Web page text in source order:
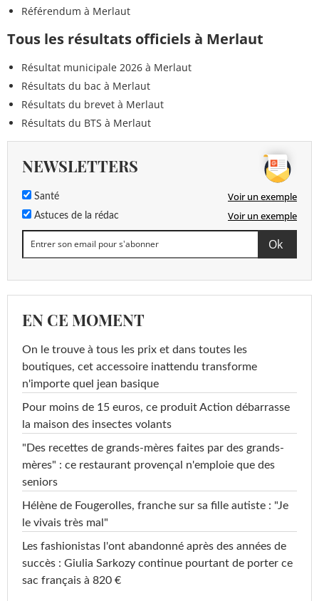
Référendum à Merlaut
Tous les résultats officiels à Merlaut
Résultat municipale 2026 à Merlaut
Résultats du bac à Merlaut
Résultats du brevet à Merlaut
Résultats du BTS à Merlaut
NEWSLETTERS
Santé Voir un exemple
Astuces de la rédac Voir un exemple
EN CE MOMENT
On le trouve à tous les prix et dans toutes les
boutiques, cet accessoire inattendu transforme
n'importe quel jean basique
Pour moins de 15 euros, ce produit Action débarrasse
la maison des insectes volants
"Des recettes de grands-mères faites par des grands-
mères" : ce restaurant provençal n'emploie que des
seniors
Hélène de Fougerolles, franche sur sa fille autiste : "Je
le vivais très mal"
Les fashionistas l'ont abandonné après des années de
succès : Giulia Sarkozy continue pourtant de porter ce
sac français à 820 €